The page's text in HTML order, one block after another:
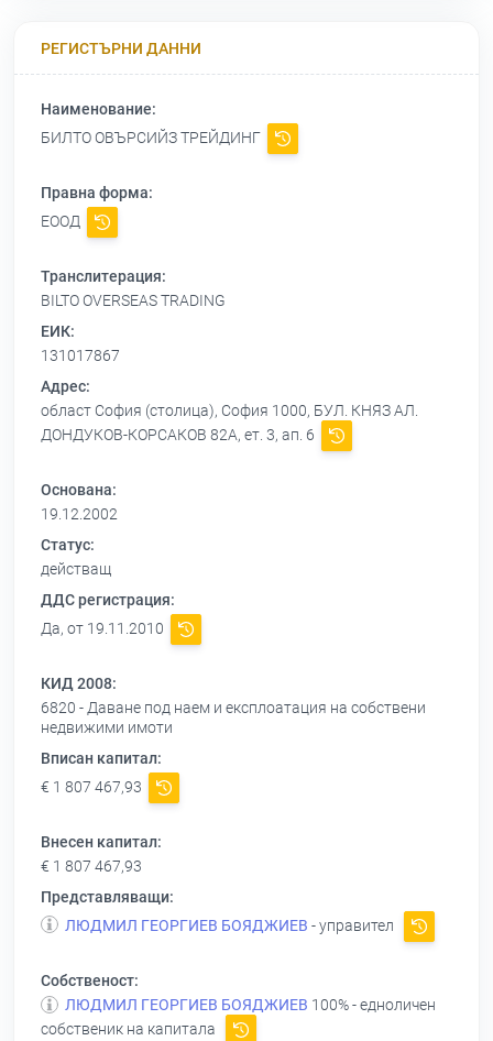
РЕГИСТЪРНИ ДАННИ
Наименование:
БИЛТО ОВЪРСИЙЗ ТРЕЙДИНГ
Правна форма:
ЕООД
Транслитерация:
BILTO OVERSEAS TRADING
ЕИК:
131017867
Адрес:
област София (столица), София 1000, БУЛ. КНЯЗ АЛ.
ДОНДУКОВ-КОРСАКОВ 82А, ет. 3, ап. 6
Основана:
19.12.2002
Статус:
действащ
ДДС регистрация:
Да, от 19.11.2010
КИД 2008:
6820 - Даване под наем и експлоатация на собствени
недвижими имоти
Вписан капитал:
€ 1 807 467,93
Внесен капитал:
€ 1 807 467,93
Представляващи:
ЛЮДМИЛ ГЕОРГИЕВ БОЯДЖИЕВ - управител
Собственост:
ЛЮДМИЛ ГЕОРГИЕВ БОЯДЖИЕВ 100% - едноличен
собственик на капитала